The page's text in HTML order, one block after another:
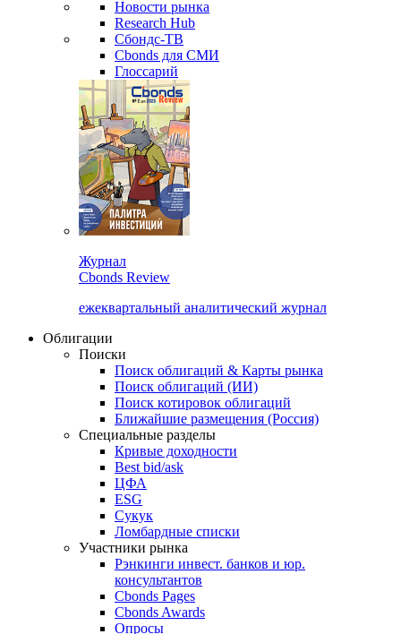
Новости & Research Hub
Новости рынка
Research Hub
Сбондс-ТВ
Cbonds для СМИ
Глоссарий
Cbonds Review
ежеквартальный аналитический журнал
Облигации
Поиски
Поиск облигаций & Карты рынка
Поиск облигаций (ИИ)
Поиск котировок облигаций
Ближайшие размещения (Россия)
Специальные разделы
Кривые доходности
Best bid/ask
ЦФА
ESG
Сукук
Ломбардные списки
Участники рынка
Рэнкинги инвест. банков и юр.